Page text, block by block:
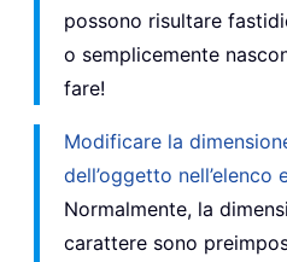
possono risultare
o semplicemente
fare!
Modificare la
dell’oggetto nell’elenco
Normalmente, la
carattere sono